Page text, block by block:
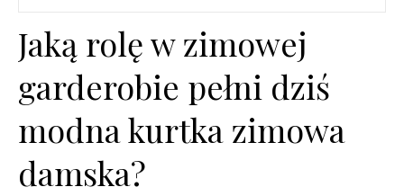
Jaką rolę w zimowej
garderobie pełni dziś
modna kurtka zimowa
damska?